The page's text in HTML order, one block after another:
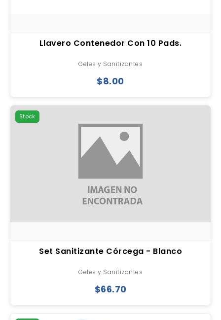
Llavero Contenedor Con 10 Pads.
Geles y Sanitizantes
$8.00
Stock
Set Sanitizante Córcega - Blanco
Geles y Sanitizantes
$66.70